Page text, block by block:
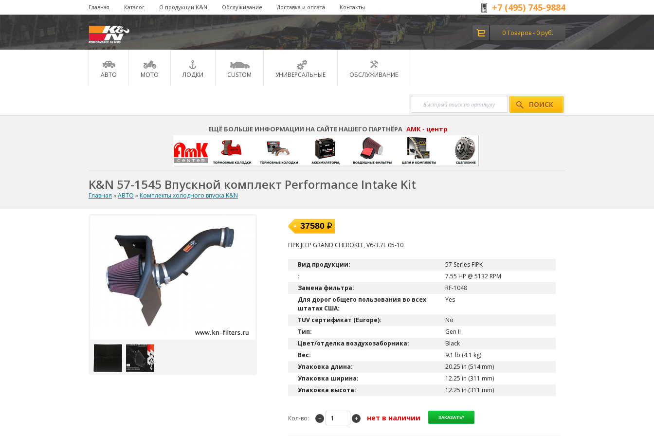
Главная Каталог О продукции K&N Обслуживание Доставка и оплата Контакты +7 (495) 745-9884
0 Товаров - 0 руб.
АВТО МОТО ЛОДКИ CUSTOM УНИВЕРСАЛЬНЫЕ ОБСЛУЖИВАНИЕ
ПОИСК
ЕЩЁ БОЛЬШЕ ИНФОРМАЦИИ НА САЙТЕ НАШЕГО ПАРТНЁРА АМК - центр
K&N 57-1545 Впускной комплект Performance Intake Kit
Главная »АВТО » Комплекты холодного впуска K&N
37580
FIPK JEEP GRAND CHEROKEE, V6-3.7L 05-10
Вид продукции:
57 Series FIPK
:
7.55 HP @ 5132 RPM
Замена фильтра:
RF-1048
Для дорог общего пользования во всех
штатах США:
Yes
TUV сертификат (Europe):
No
Тип:
Gen II
Цвет/отделка воздухозаборника:
Black
Вес:
9.1 lb (4.1 kg)
Упаковка длина:
20.25 in (514 mm)
Упаковка ширина:
12.25 in (311 mm)
Упаковка высота:
12.25 in (311 mm)
Кол-во: − + нет в наличии